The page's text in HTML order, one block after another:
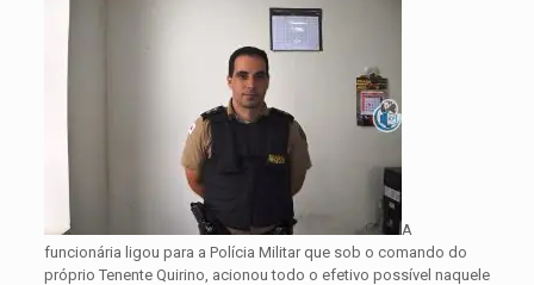
A
funcionária ligou para a Polícia Militar que sob o comando do
próprio Tenente Quirino, acionou todo o efetivo possível naquele